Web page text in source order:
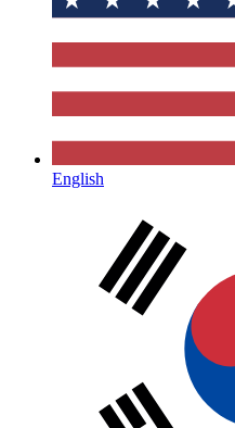
English